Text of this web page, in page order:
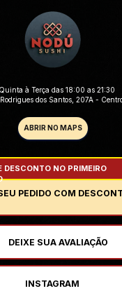
à Terça das 18:00 as 21:30
dos Santos, 207A -
ABRIR NO MAPS
DESCONTO NO PRIMEIRO
PEDIDO COM
DEIXE SUA AVALIAÇÃO
INSTAGRAM